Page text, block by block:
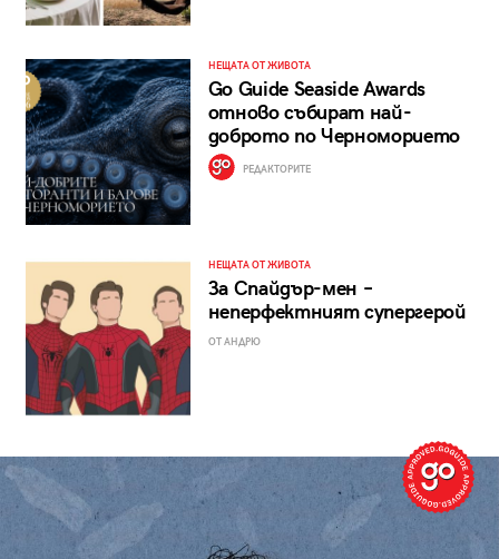
НЕЩАТА ОТ ЖИВОТА
Go Guide Seaside Awards
отново събират най-
доброто по Черноморието
РЕДАКТОРИТЕ
НЕЩАТА ОТ ЖИВОТА
За Спайдър-мен –
неперфектният супергерой
ОТ АНДРЮ